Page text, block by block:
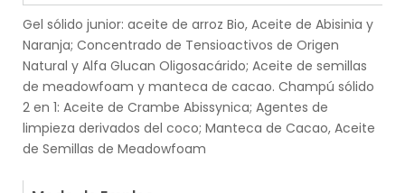
Gel sólido junior: aceite de arroz Bio, Aceite de Abisinia y
Naranja; Concentrado de Tensioactivos de Origen
Natural y Alfa Glucan Oligosacárido; Aceite de semillas
de meadowfoam y manteca de cacao. Champú sólido
2 en 1: Aceite de Crambe Abissynica; Agentes de
limpieza derivados del coco; Manteca de Cacao, Aceite
de Semillas de Meadowfoam